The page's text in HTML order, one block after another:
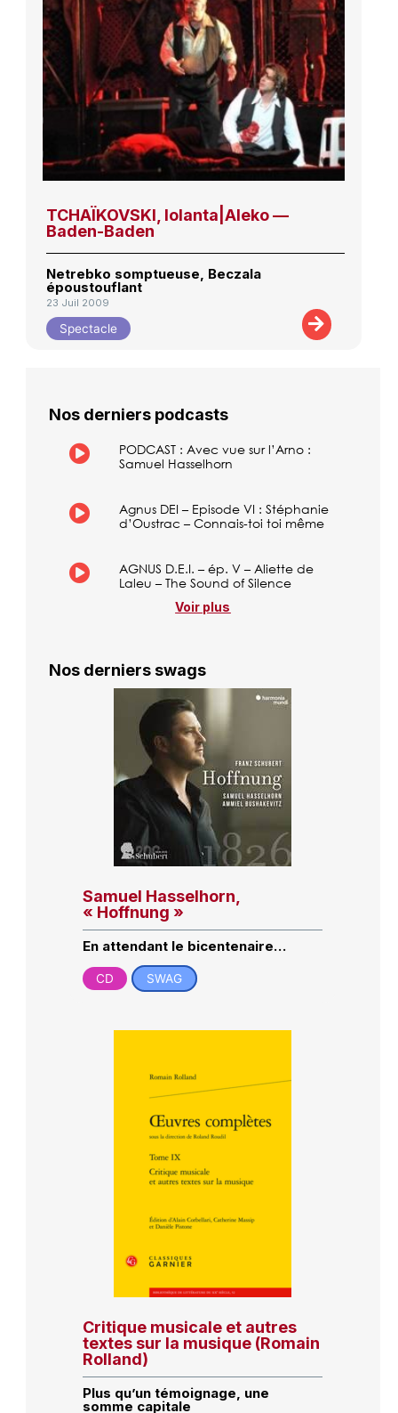
TCHAÏKOVSKI, Iolanta|Aleko —
Baden-Baden
Netrebko somptueuse, Beczala
époustouflant
23 Juil 2009
Spectacle
Nos derniers podcasts
PODCAST : Avec vue sur l’Arno :
Samuel Hasselhorn
Agnus DEI – Episode VI : Stéphanie
d’Oustrac – Connais-toi toi même
AGNUS D.E.I. – ép. V – Aliette de
Laleu – The Sound of Silence
Voir plus
Nos derniers swags
Samuel Hasselhorn,
« Hoffnung »
En attendant le bicentenaire…
CD SWAG
Critique musicale et autres
textes sur la musique (Romain
Rolland)
Plus qu’un témoignage, une
somme capitale